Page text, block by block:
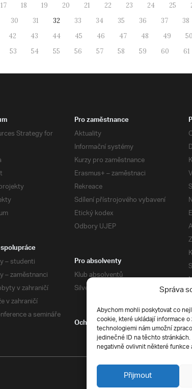
Správa
Abychom mohli poskytovat co
cookie, které ukládají informace
technologiemi nám umožní
jedinečné ID na těchto
negativně ovlivnit některé funkce
Přijmout
17 18 19 20 21 22 23 24 25
30 31 32 33 34 35 36 37 38
42 43 44 45 46 47 48 49 50
53 54 55 56 57 58 59 60 61
Strategy for
Pro zaměstnance
Aktuality
Informační systémy
Kurzy pro zaměstnance
Erasmus+ – zaměstnaci
Rekreace
Sdílení přístrojového vybavení
Etický kodex
Odbory UJEP
– studenti
– zaměstnanci
v zahraničí
v zahraničí
a semináře
Pro absolventy
Klub absolventů
Silverius
Ochrana soukromí